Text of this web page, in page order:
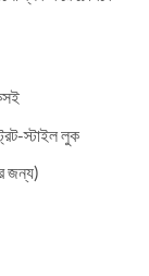
স্টাইল লুক
জন্য)